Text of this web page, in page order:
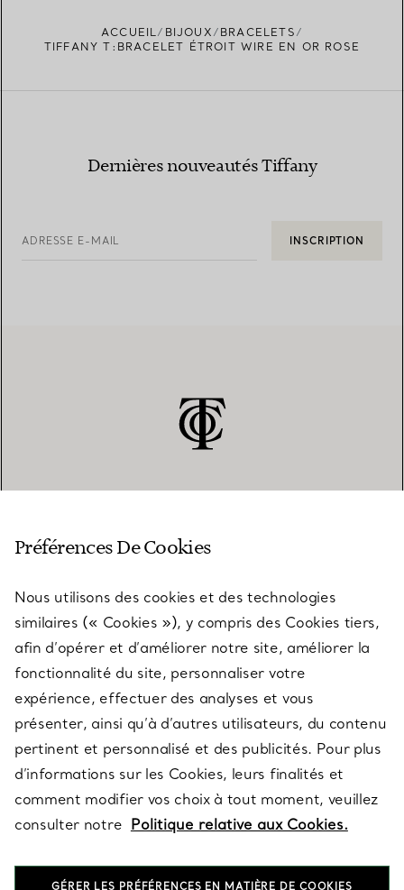
TROUVEZ LA BOUTIQUE LA PLUS PROCHE
ACCUEIL BIJOUX
BRACELETS
TIFFANY T:BRACELET ÉTROIT WIRE EN OR ROSE
Dernières nouveautés Tiffany
ADRESSE E-MAIL INSCRIPTION
SERVICES
À PROPOS
QUESTIONS LÉGALES
SUIVEZ-NOUS
Préférences De Cookies
Nous utilisons des cookies et des technologies
similaires (« Cookies »), y compris des Cookies tiers,
afin d’opérer et d’améliorer notre site, améliorer la
fonctionnalité du site, personnaliser votre
expérience, effectuer des analyses et vous
présenter, ainsi qu’à d’autres utilisateurs, du contenu
pertinent et personnalisé et des publicités. Pour plus
d’informations sur les Cookies, leurs finalités et
comment modifier vos choix à tout moment, veuillez
consulter notre Politique relative aux Cookies.
GÉRER LES PRÉFÉRENCES EN MATIÈRE DE COOKIES